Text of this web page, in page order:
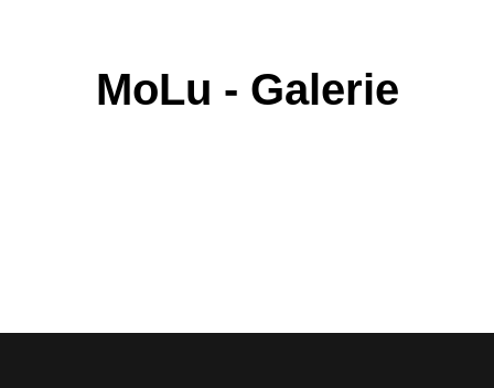
MoLu - Galerie